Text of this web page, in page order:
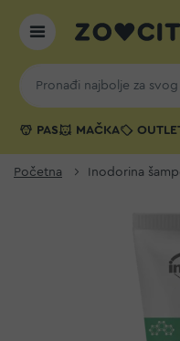
PAS MAČKA
Početna Inodorina